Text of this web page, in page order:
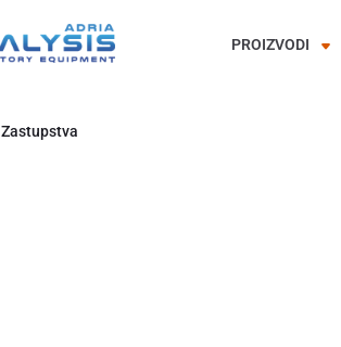
PROIZVODI
Zastupstva